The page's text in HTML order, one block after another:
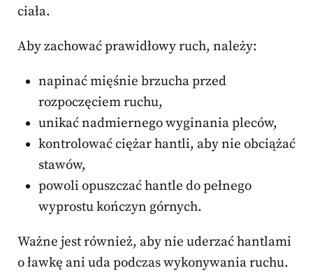
ciała.
Aby zachować prawidłowy ruch, należy:
napinać mięśnie brzucha przed
rozpoczęciem ruchu,
unikać nadmiernego wyginania pleców,
kontrolować ciężar hantli, aby nie obciążać
stawów,
powoli opuszczać hantle do pełnego
wyprostu kończyn górnych.
Ważne jest również, aby nie uderzać hantlami
o ławkę ani uda podczas wykonywania ruchu.